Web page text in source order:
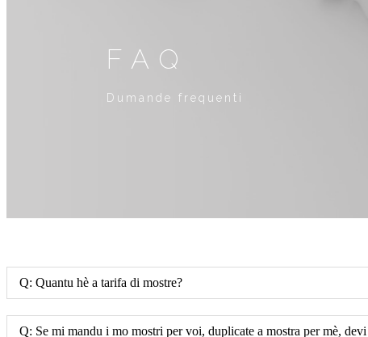
FAQ
Dumande frequenti
Q: Quantu hè a tarifa di mostre?
Q: Se mi mandu i mo mostri per voi, duplicate a mostra per mè,